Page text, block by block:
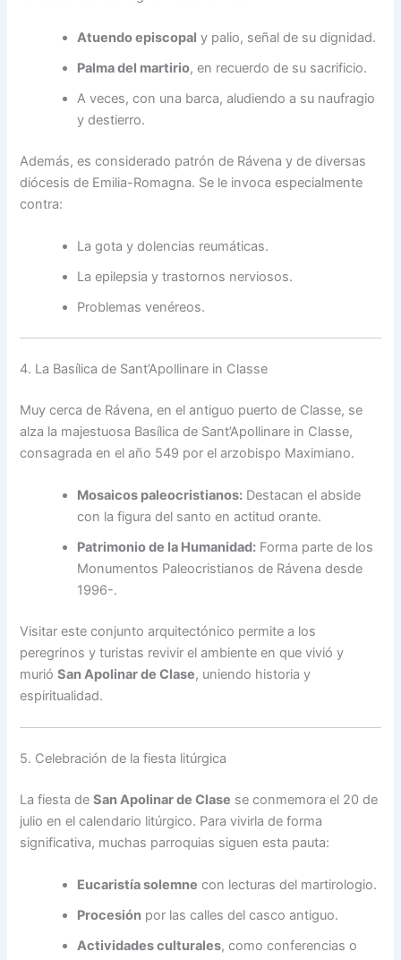
Atuendo episcopal y palio, señal de su dignidad.
Palma del martirio, en recuerdo de su sacrificio.
A veces, con una barca, aludiendo a su naufragio
y destierro.
Además, es considerado patrón de Rávena y de diversas
diócesis de Emilia-Romagna. Se le invoca especialmente
contra:
La gota y dolencias reumáticas.
La epilepsia y trastornos nerviosos.
Problemas venéreos.
4. La Basílica de Sant’Apollinare in Classe
Muy cerca de Rávena, en el antiguo puerto de Classe, se
alza la majestuosa Basílica de Sant’Apollinare in Classe,
consagrada en el año 549 por el arzobispo Maximiano.
Mosaicos paleocristianos: Destacan el abside
con la figura del santo en actitud orante.
Patrimonio de la Humanidad: Forma parte de los
Monumentos Paleocristianos de Rávena desde
1996-.
Visitar este conjunto arquitectónico permite a los
peregrinos y turistas revivir el ambiente en que vivió y
murióSan Apolinar de Clase, uniendo historia y
espiritualidad.
5. Celebración de la fiesta litúrgica
La fiesta deSan Apolinar de Clase se conmemora el 20 de
julio en el calendario litúrgico. Para vivirla de forma
significativa, muchas parroquias siguen esta pauta:
Eucaristía solemne con lecturas del martirologio.
Procesión por las calles del casco antiguo.
Actividades culturales, como conferencias o